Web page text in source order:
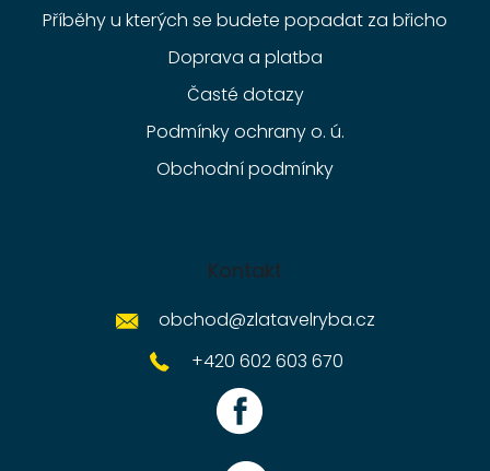
Příběhy u kterých se budete popadat za břicho
Doprava a platba
Časté dotazy
Podmínky ochrany o. ú.
Obchodní podmínky
Kontakt
obchod@zlatavelryba.cz
+420 602 603 670